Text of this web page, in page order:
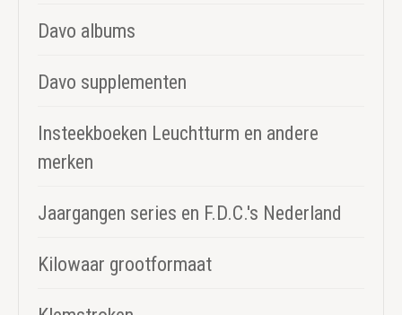
Davo albums
Davo supplementen
Insteekboeken Leuchtturm en andere
merken
Jaargangen series en F.D.C.'s Nederland
Kilowaar grootformaat